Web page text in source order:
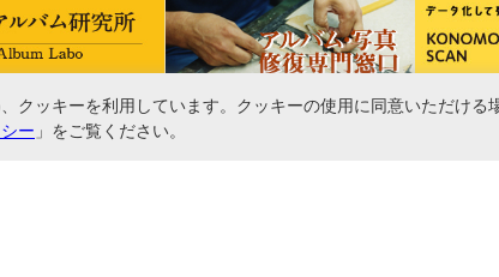
クッキーを利用しています。クッキーの使用に同意いただける
ー 」をご覧ください。